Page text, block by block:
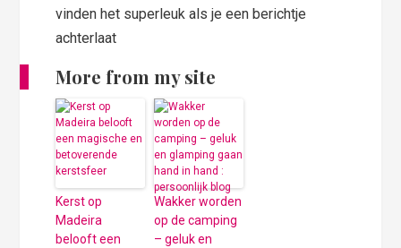
vinden het superleuk als je een berichtje
achterlaat
More from my site
Kerst op
Madeira
belooft een
Wakker worden
op de camping
– geluk en